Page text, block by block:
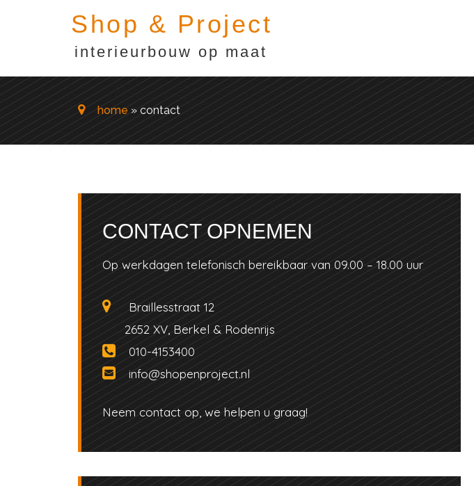
Shop & Project
interieurbouw op maat
home » contact
CONTACT OPNEMEN
Op werkdagen telefonisch bereikbaar van 09.00 – 18.00 uur
Braillesstraat 12
2652 XV, Berkel & Rodenrijs
010-4153400
info@shopenproject.nl
Neem contact op, we helpen u graag!